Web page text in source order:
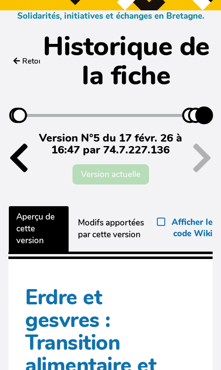
Solidarités, initiatives et échanges en Bretagne.
Retour Historique de
la fiche
Version N°5 du 17 févr. 26 à
16:47 par 74.7.227.136
Version actuelle
Aperçu de
cette
version
Modifs apportées
par cette version
Afficher le
code Wiki
Erdre et
gesvres :
Transition